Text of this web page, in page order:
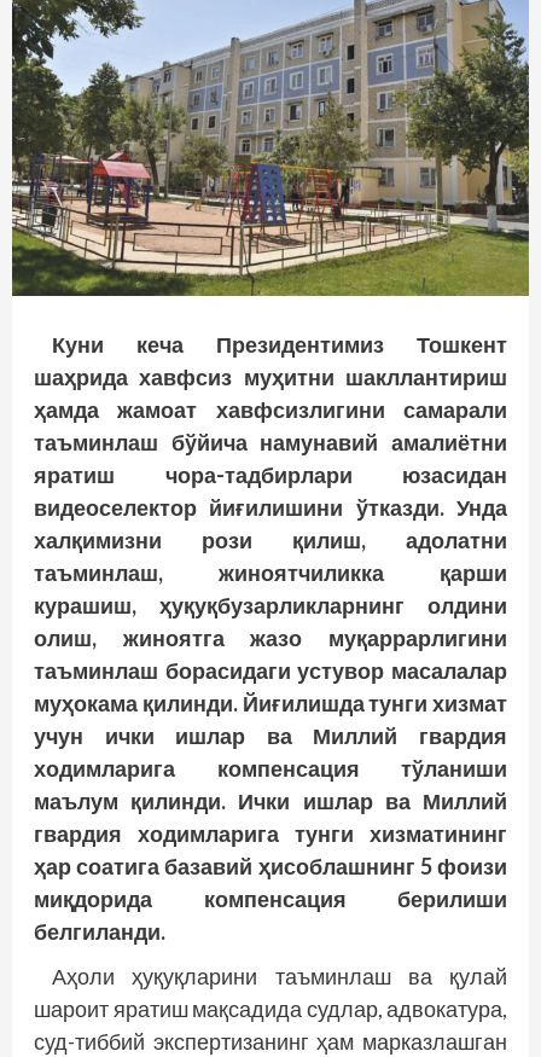
Куни кеча Президентимиз Тошкент
шаҳрида хавфсиз муҳитни шакллантириш
ҳамда жамоат хавфсизлигини самарали
таъминлаш бўйича намунавий амалиётни
яратиш чора-тадбирлари юзасидан
видеоселектор йиғилишини ўтказди. Унда
халқимизни рози қилиш, адолатни
таъминлаш, жиноятчиликка қарши
курашиш, ҳуқуқбузарликларнинг олдини
олиш, жиноятга жазо муқаррарлигини
таъминлаш борасидаги устувор масалалар
муҳокама қилинди. Йиғилишда тунги хизмат
учун ички ишлар ва Миллий гвардия
ходимларига компенсация тўланиши
маълум қилинди. Ички ишлар ва Миллий
гвардия ходимларига тунги хизматининг
ҳар соатига базавий ҳисоблашнинг 5 фоизи
миқдорида компенсация берилиши
белгиланди.
Аҳоли ҳуқуқларини таъминлаш ва қулай
шароит яратиш мақсадида судлар, адвокатура,
суд-тиббий экспертизанинг ҳам марказлашган